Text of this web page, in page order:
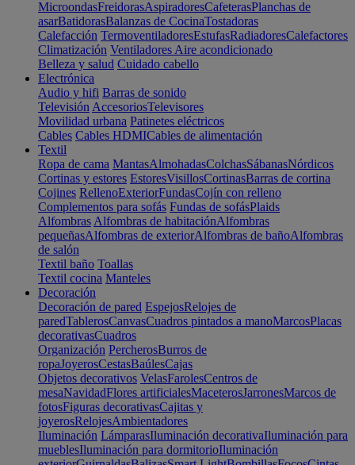
MicroondasFreidorasAspiradoresCafeterasPlanchas de
asarBatidorasBalanzas de CocinaTostadoras
Calefacción TermoventiladoresEstufasRadiadoresCalefactores
Climatización Ventiladores Aire acondicionado
Belleza y salud Cuidado cabello
Electrónica
Audio y hifi Barras de sonido
Televisión AccesoriosTelevisores
Movilidad urbana Patinetes eléctricos
Cables Cables HDMICables de alimentación
Textil
Ropa de cama MantasAlmohadasColchasSábanasNórdicos
Cortinas y estores EstoresVisillosCortinasBarras de cortina
Cojines RellenoExteriorFundasCojín con relleno
Complementos para sofás Fundas de sofásPlaids
Alfombras Alfombras de habitaciónAlfombras
pequeñasAlfombras de exteriorAlfombras de bañoAlfombras
de salón
Textil baño Toallas
Textil cocina Manteles
Decoración
Decoración de pared EspejosRelojes de
paredTablerosCanvasCuadros pintados a manoMarcosPlacas
decorativasCuadros
Organización PercherosBurros de
ropaJoyerosCestasBaúlesCajas
Objetos decorativos VelasFarolesCentros de
mesaNavidadFlores artificialesMaceterosJarronesMarcos de
fotosFiguras decorativasCajitas y
joyerosRelojesAmbientadores
Iluminación LámparasIluminación decorativaIluminación para
mueblesIluminación para dormitorioIluminación